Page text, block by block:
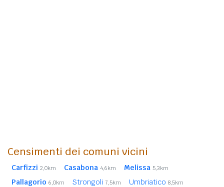
Censimenti dei comuni vicini
Carfizzi 2,0km Casabona 4,6km Melissa 5,3km
Pallagorio 6,0km Strongoli 7,5km Umbriatico 8,5km